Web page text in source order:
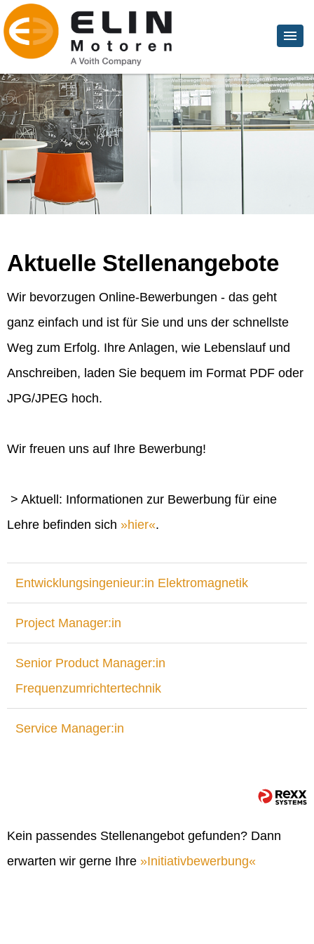
Aktuelle Stellenangebote
Wir bevorzugen Online-Bewerbungen - das geht
ganz einfach und ist für Sie und uns der schnellste
Weg zum Erfolg. Ihre Anlagen, wie Lebenslauf und
Anschreiben, laden Sie bequem im Format PDF oder
JPG/JPEG hoch.
Wir freuen uns auf Ihre Bewerbung!
> Aktuell: Informationen zur Bewerbung für eine
Lehre befinden sich
hier .
Entwicklungsingenieur:in Elektromagnetik
Project Manager:in
Senior Product Manager:in
Frequenzumrichtertechnik
Service Manager:in
Kein passendes Stellenangebot gefunden? Dann
erwarten wir gerne Ihre
Initiativbewerbung